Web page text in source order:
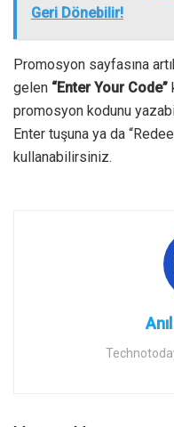
Geri Dönebilir!
Promosyon sayfasına
gelen “Enter Your Code”
promosyon kodunu
Enter tuşuna ya da
kullanabilirsiniz.